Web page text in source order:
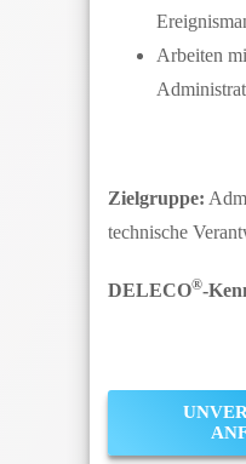
Arbeiten
Zielgruppe:
technische
DELECO®-